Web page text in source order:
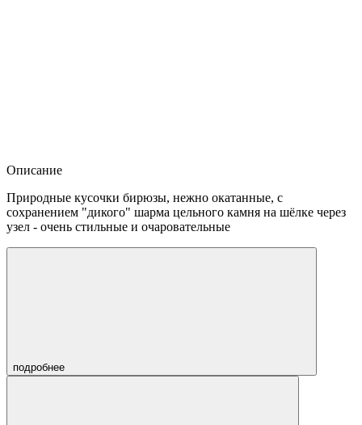
Описание
Природные кусочки бирюзы, нежно окатанные, с
сохранением "дикого" шарма цельного камня на шёлке через
узел - очень стильные и очаровательные
подробнее